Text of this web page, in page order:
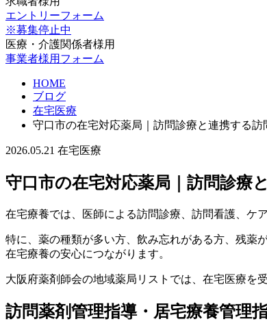
エントリーフォーム
※募集停止中
医療・介護関係者様用
事業者様用フォーム
HOME
ブログ
在宅医療
守口市の在宅対応薬局｜訪問診療と連携する
2026.05.21 在宅医療
守口市の在宅対応薬局｜訪問診療
在宅療養では、医師による訪問診療、訪問看護、ケ
特に、薬の種類が多い方、飲み忘れがある方、残薬
在宅療養の安心につながります。
大阪府薬剤師会の地域薬局リストでは、在宅医療を
訪問薬剤管理指導・居宅療養管理